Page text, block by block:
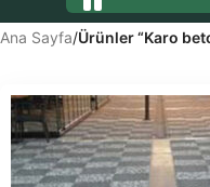
Ana Sayfa/Ürünler “Karo